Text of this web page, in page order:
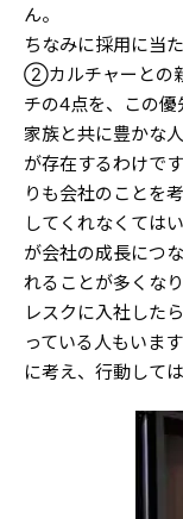
ん。
ちなみに採用に当
②カルチャーとの
チの4点を、この
家族と共に豊かな
が存在するわけで
りも会社のことを
してくれなくては
が会社の成長につ
れることが多くな
レスクに入社した
っている人もいま
に考え、行動して